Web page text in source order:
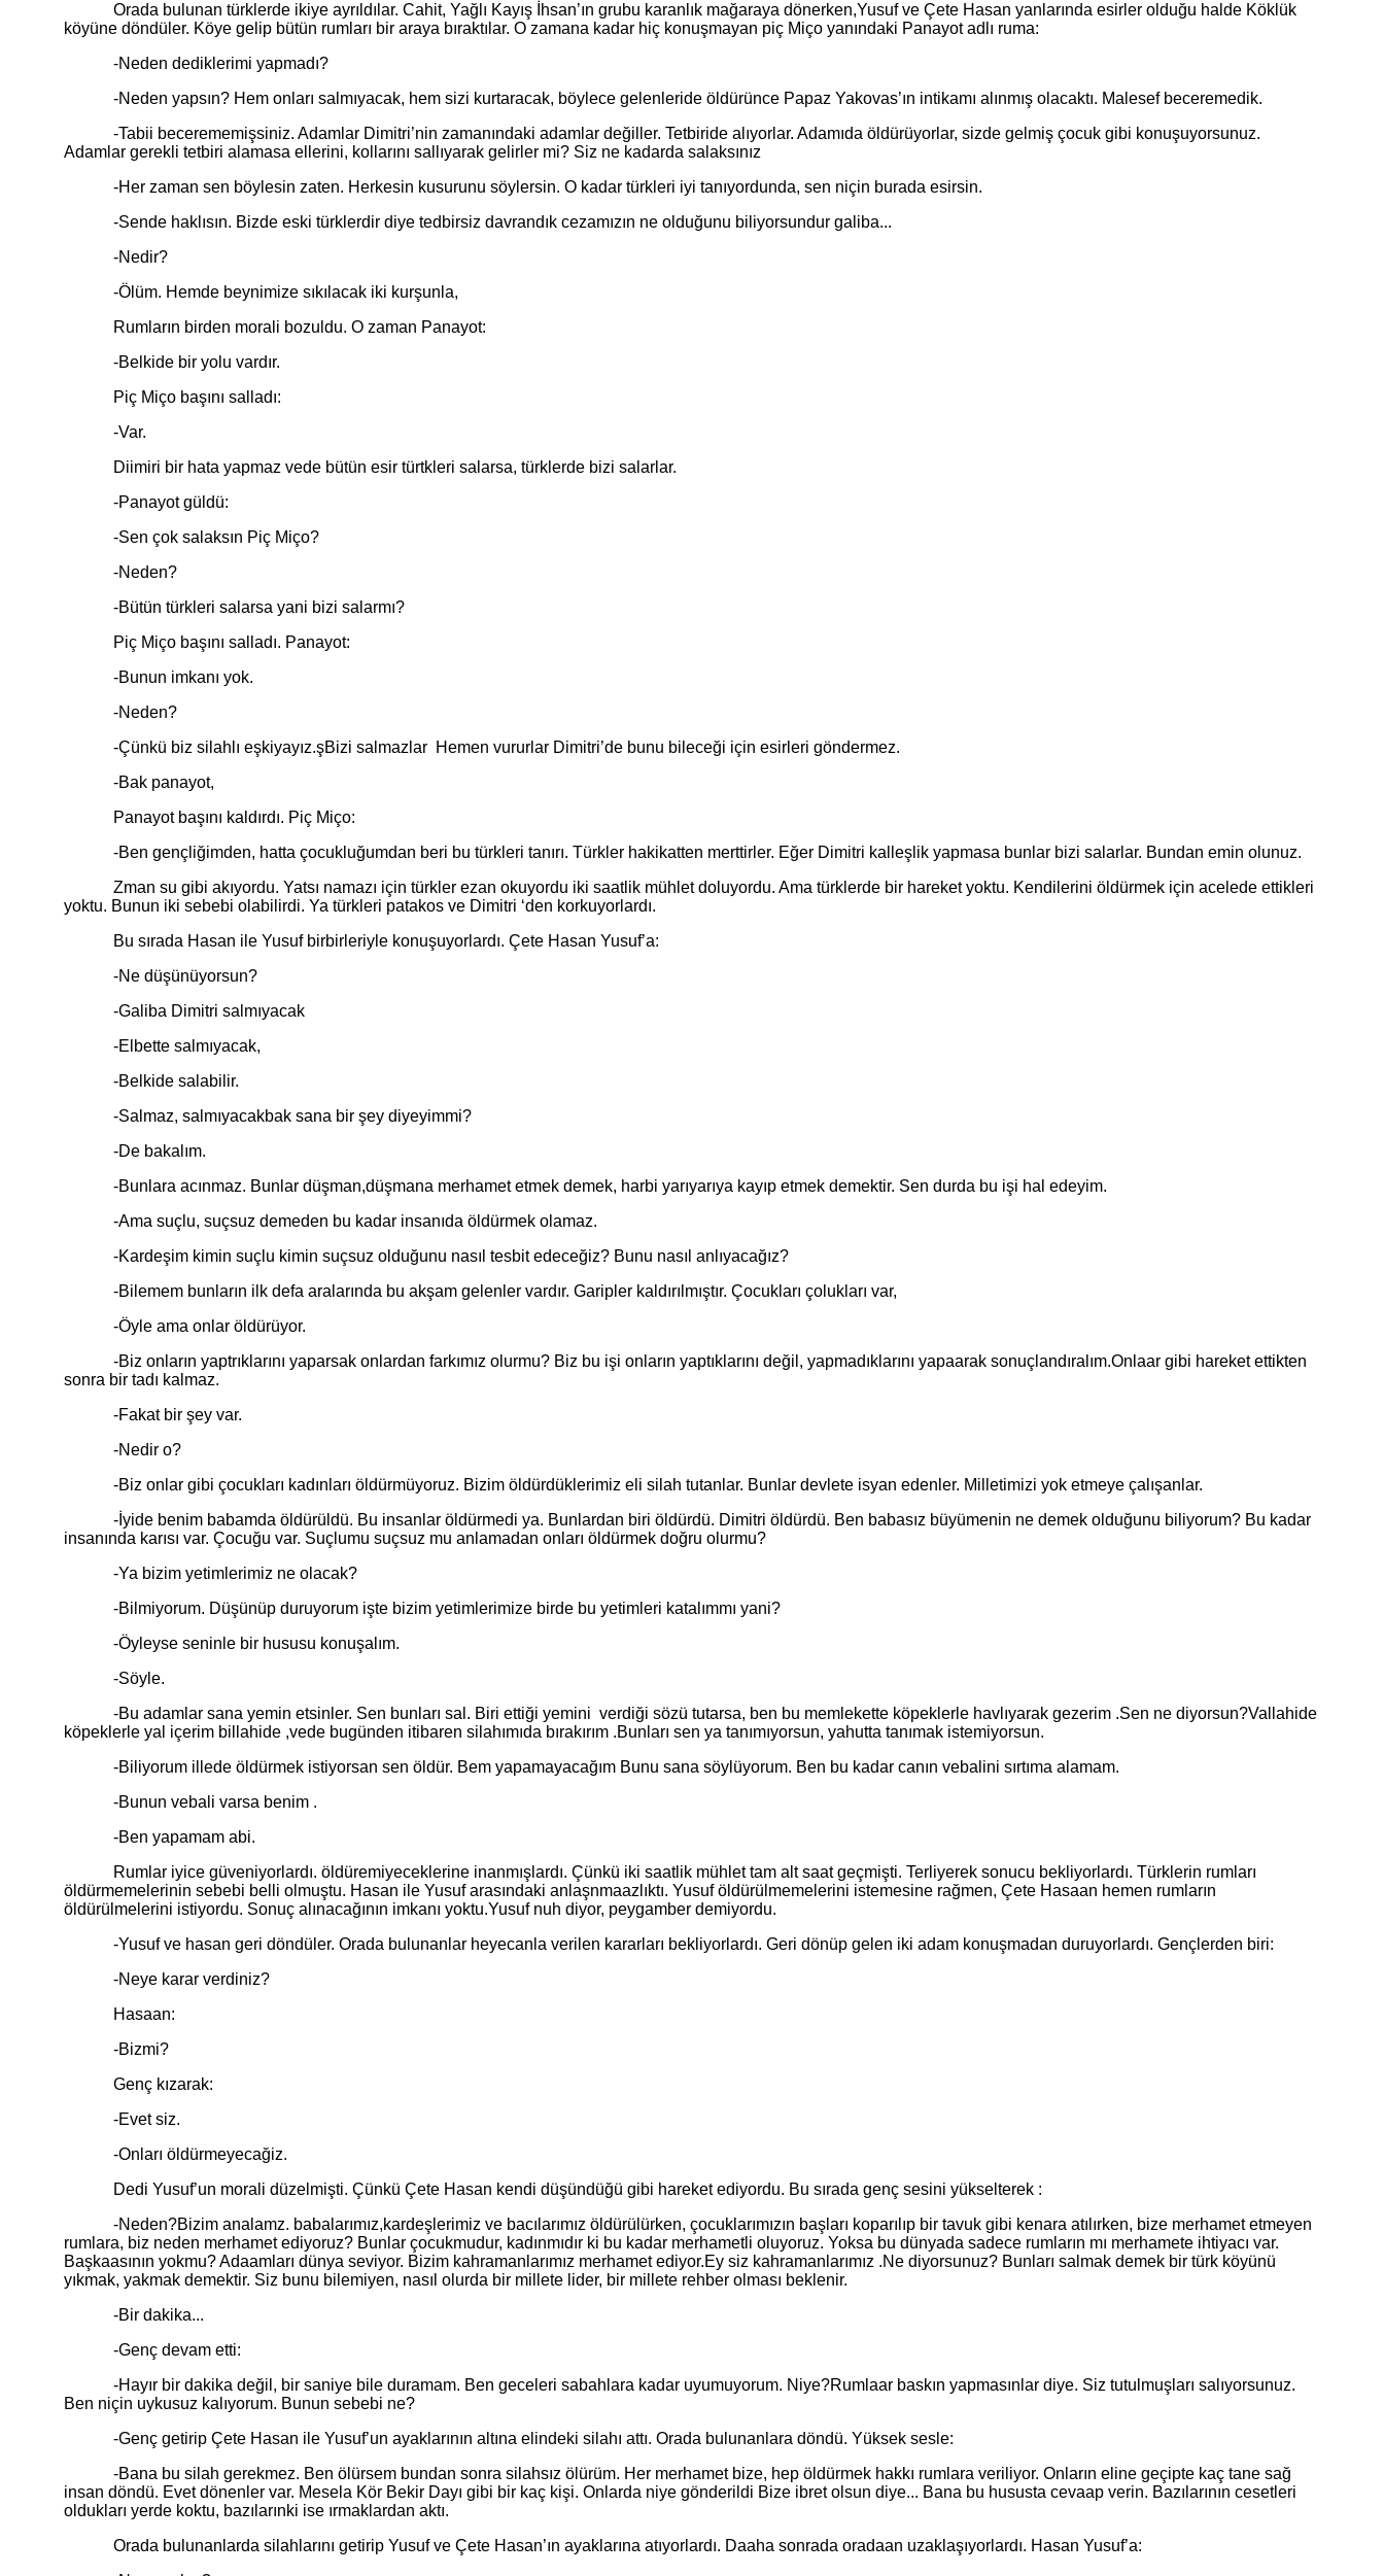
Orada bulunan türklerde ikiye ayrıldılar. Cahit, Yağlı Kayış İhsan’ın grubu karanlık mağaraya dönerken,Yusuf ve Çete Hasan yanlarında esirler olduğu halde Köklük
köyüne döndüler. Köye gelip bütün rumları bir araya bıraktılar. O zamana kadar hiç konuşmayan piç Miço yanındaki Panayot adlı ruma:
-Neden dediklerimi yapmadı?
-Neden yapsın? Hem onları salmıyacak, hem sizi kurtaracak, böylece gelenleride öldürünce Papaz Yakovas’ın intikamı alınmış olacaktı. Malesef beceremedik.
-Tabii becerememişsiniz. Adamlar Dimitri’nin zamanındaki adamlar değiller. Tetbiride alıyorlar. Adamıda öldürüyorlar, sizde gelmiş çocuk gibi konuşuyorsunuz.
Adamlar gerekli tetbiri alamasa ellerini, kollarını sallıyarak gelirler mi? Siz ne kadarda salaksınız
-Her zaman sen böylesin zaten. Herkesin kusurunu söylersin. O kadar türkleri iyi tanıyordunda, sen niçin burada esirsin.
-Sende haklısın. Bizde eski türklerdir diye tedbirsiz davrandık cezamızın ne olduğunu biliyorsundur galiba...
-Nedir?
-Ölüm. Hemde beynimize sıkılacak iki kurşunla,
Rumların birden morali bozuldu. O zaman Panayot:
-Belkide bir yolu vardır.
Piç Miço başını salladı:
-Var.
Diimiri bir hata yapmaz vede bütün esir türtkleri salarsa, türklerde bizi salarlar.
-Panayot güldü:
-Sen çok salaksın Piç Miço?
-Neden?
-Bütün türkleri salarsa yani bizi salarmı?
Piç Miço başını salladı. Panayot:
-Bunun imkanı yok.
-Neden?
-Çünkü biz silahlı eşkiyayız.şBizi salmazlar Hemen vururlar Dimitri’de bunu bileceği için esirleri göndermez.
-Bak panayot,
Panayot başını kaldırdı. Piç Miço:
-Ben gençliğimden, hatta çocukluğumdan beri bu türkleri tanırı. Türkler hakikatten merttirler. Eğer Dimitri kalleşlik yapmasa bunlar bizi salarlar. Bundan emin olunuz.
Zman su gibi akıyordu. Yatsı namazı için türkler ezan okuyordu iki saatlik mühlet doluyordu. Ama türklerde bir hareket yoktu. Kendilerini öldürmek için acelede ettikleri
yoktu. Bunun iki sebebi olabilirdi. Ya türkleri patakos ve Dimitri ‘den korkuyorlardı.
Bu sırada Hasan ile Yusuf birbirleriyle konuşuyorlardı. Çete Hasan Yusuf’a:
-Ne düşünüyorsun?
-Galiba Dimitri salmıyacak
-Elbette salmıyacak,
-Belkide salabilir.
-Salmaz, salmıyacakbak sana bir şey diyeyimmi?
-De bakalım.
-Bunlara acınmaz. Bunlar düşman,düşmana merhamet etmek demek, harbi yarıyarıya kayıp etmek demektir. Sen durda bu işi hal edeyim.
-Ama suçlu, suçsuz demeden bu kadar insanıda öldürmek olamaz.
-Kardeşim kimin suçlu kimin suçsuz olduğunu nasıl tesbit edeceğiz? Bunu nasıl anlıyacağız?
-Bilemem bunların ilk defa aralarında bu akşam gelenler vardır. Garipler kaldırılmıştır. Çocukları çolukları var,
-Öyle ama onlar öldürüyor.
-Biz onların yaptrıklarını yaparsak onlardan farkımız olurmu? Biz bu işi onların yaptıklarını değil, yapmadıklarını yapaarak sonuçlandıralım.Onlaar gibi hareket ettikten
sonra bir tadı kalmaz.
-Fakat bir şey var.
-Nedir o?
-Biz onlar gibi çocukları kadınları öldürmüyoruz. Bizim öldürdüklerimiz eli silah tutanlar. Bunlar devlete isyan edenler. Milletimizi yok etmeye çalışanlar.
-İyide benim babamda öldürüldü. Bu insanlar öldürmedi ya. Bunlardan biri öldürdü. Dimitri öldürdü. Ben babasız büyümenin ne demek olduğunu biliyorum? Bu kadar
insanında karısı var. Çocuğu var. Suçlumu suçsuz mu anlamadan onları öldürmek doğru olurmu?
-Ya bizim yetimlerimiz ne olacak?
-Bilmiyorum. Düşünüp duruyorum işte bizim yetimlerimize birde bu yetimleri katalımmı yani?
-Öyleyse seninle bir hususu konuşalım.
-Söyle.
-Bu adamlar sana yemin etsinler. Sen bunları sal. Biri ettiği yemini verdiği sözü tutarsa, ben bu memlekette köpeklerle havlıyarak gezerim .Sen ne diyorsun?Vallahide
köpeklerle yal içerim billahide ,vede bugünden itibaren silahımıda bırakırım .Bunları sen ya tanımıyorsun, yahutta tanımak istemiyorsun.
-Biliyorum illede öldürmek istiyorsan sen öldür. Bem yapamayacağım Bunu sana söylüyorum. Ben bu kadar canın vebalini sırtıma alamam.
-Bunun vebali varsa benim .
-Ben yapamam abi.
Rumlar iyice güveniyorlardı. öldüremiyeceklerine inanmışlardı. Çünkü iki saatlik mühlet tam alt saat geçmişti. Terliyerek sonucu bekliyorlardı. Türklerin rumları
öldürmemelerinin sebebi belli olmuştu. Hasan ile Yusuf arasındaki anlaşnmaazlıktı. Yusuf öldürülmemelerini istemesine rağmen, Çete Hasaan hemen rumların
öldürülmelerini istiyordu. Sonuç alınacağının imkanı yoktu.Yusuf nuh diyor, peygamber demiyordu.
-Yusuf ve hasan geri döndüler. Orada bulunanlar heyecanla verilen kararları bekliyorlardı. Geri dönüp gelen iki adam konuşmadan duruyorlardı. Gençlerden biri:
-Neye karar verdiniz?
Hasaan:
-Bizmi?
Genç kızarak:
-Evet siz.
-Onları öldürmeyecağiz.
Dedi Yusuf’un morali düzelmişti. Çünkü Çete Hasan kendi düşündüğü gibi hareket ediyordu. Bu sırada genç sesini yükselterek :
-Neden?Bizim analamz. babalarımız,kardeşlerimiz ve bacılarımız öldürülürken, çocuklarımızın başları koparılıp bir tavuk gibi kenara atılırken, bize merhamet etmeyen
rumlara, biz neden merhamet ediyoruz? Bunlar çocukmudur, kadınmıdır ki bu kadar merhametli oluyoruz. Yoksa bu dünyada sadece rumların mı merhamete ihtiyacı var.
Başkaasının yokmu? Adaamları dünya seviyor. Bizim kahramanlarımız merhamet ediyor.Ey siz kahramanlarımız .Ne diyorsunuz? Bunları salmak demek bir türk köyünü
yıkmak, yakmak demektir. Siz bunu bilemiyen, nasıl olurda bir millete lider, bir millete rehber olması beklenir.
-Bir dakika...
-Genç devam etti:
-Hayır bir dakika değil, bir saniye bile duramam. Ben geceleri sabahlara kadar uyumuyorum. Niye?Rumlaar baskın yapmasınlar diye. Siz tutulmuşları salıyorsunuz.
Ben niçin uykusuz kalıyorum. Bunun sebebi ne?
-Genç getirip Çete Hasan ile Yusuf’un ayaklarının altına elindeki silahı attı. Orada bulunanlara döndü. Yüksek sesle:
-Bana bu silah gerekmez. Ben ölürsem bundan sonra silahsız ölürüm. Her merhamet bize, hep öldürmek hakkı rumlara veriliyor. Onların eline geçipte kaç tane sağ
insan döndü. Evet dönenler var. Mesela Kör Bekir Dayı gibi bir kaç kişi. Onlarda niye gönderildi Bize ibret olsun diye... Bana bu hususta cevaap verin. Bazılarının cesetleri
oldukları yerde koktu, bazılarınki ise ırmaklardan aktı.
Orada bulunanlarda silahlarını getirip Yusuf ve Çete Hasan’ın ayaklarına atıyorlardı. Daaha sonrada oradaan uzaklaşıyorlardı. Hasan Yusuf’a: